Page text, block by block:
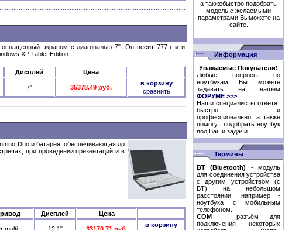
экраном с диагональю 7". Он весит 777 г и и
XP Tablet Edition
Дисплей Цена
7" 35378.49 руб.
в корзину
сравнить
Duo и батарея, обеспечивающая до
при проведении презентаций и в
Дисплей Цена
в корзину
а такжебыстро подобрать
модель с желаемыми
параметрами Выможете на
сайте.
Информация
Уважаемые Покупатели!
Любые вопросы по
ноутбукам Вы можете
задавать на нашем
ФОРУМЕ >>>
Наши специалисты ответят
быстро и
профессионально, а также
помогут подобрать ноутбук
под Ваши задачи.
Термины
BT (Bluetooth)
- модуль
для соединения устройства
с другим устройством (с
BT) на небольшом
расстоянии, например -
ноутбука с мобильным
телефоном.
COM - разъём для
подключения некоторых